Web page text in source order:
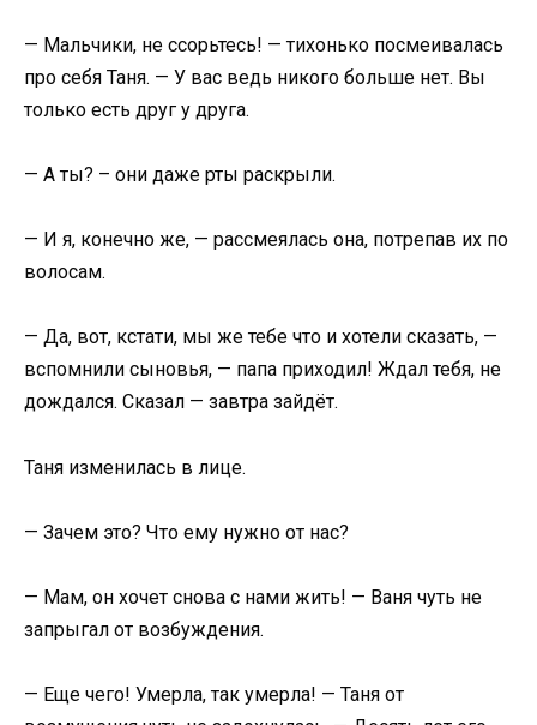
— Мальчики, не ссорьтесь! — тихонько посмеивалась
про себя Таня. — У вас ведь никого больше нет. Вы
только есть друг у друга.
— А ты? – они даже рты раскрыли.
— И я, конечно же, — рассмеялась она, потрепав их по
волосам.
— Да, вот, кстати, мы же тебе что и хотели сказать, —
вспомнили сыновья, — папа приходил! Ждал тебя, не
дождался. Сказал — завтра зайдёт.
Таня изменилась в лице.
— Зачем это? Что ему нужно от нас?
— Мам, он хочет снова с нами жить! — Ваня чуть не
запрыгал от возбуждения.
— Еще чего! Умерла, так умерла! — Таня от